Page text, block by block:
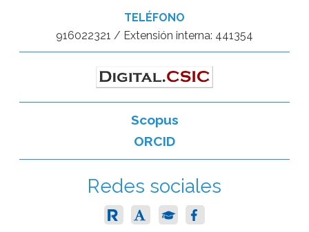
TELÉFONO
916022321 / Extensión interna: 441354
Scopus
ORCID
Redes sociales